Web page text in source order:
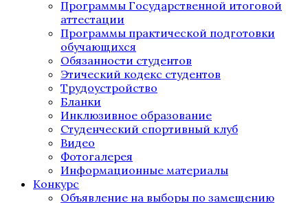
Программы Государственной итоговой
аттестации
Программы практической подготовки
обучающихся
Обязанности студентов
Этический кодекс студентов
Трудоустройство
Бланки
Инклюзивное образование
Студенческий спортивный клуб
Видео
Фотогалерея
Информационные материалы
Конкурс
Объявление на выборы по замещению